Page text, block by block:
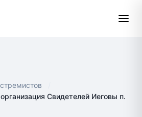
Свидетелей Иеговы п.